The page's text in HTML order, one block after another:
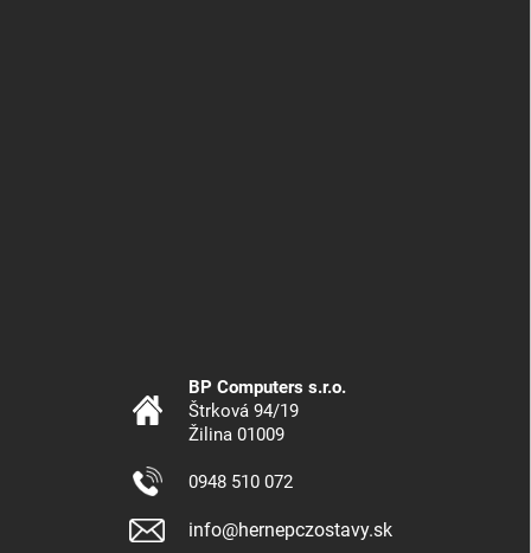
BP Computers s.r.o.
Štrková 94/19
Žilina 01009
0948 510 072
info@hernepczostavy.sk